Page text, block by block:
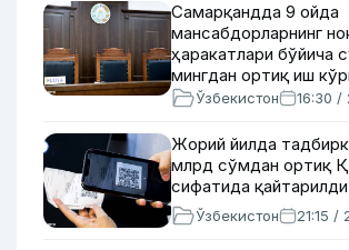
Самарқандда 9 ойда
мансабдорларнинг
ҳаракатлари бўйича
мингдан ортиқ иш
Ўзбекистон 16:30 /
Жорий йилда
млрд сўмдан ортиқ
сифатида қайтарилди
Ўзбекистон 21:15 /